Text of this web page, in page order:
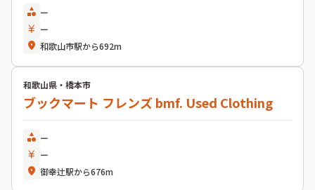
category ー
currency_yen ー
location_on 和歌山市駅から692m
和歌山県・橋本市
ブックマート フレンズ bmf. Used Clothing
category ー
currency_yen ー
location_on 御幸辻駅から676m